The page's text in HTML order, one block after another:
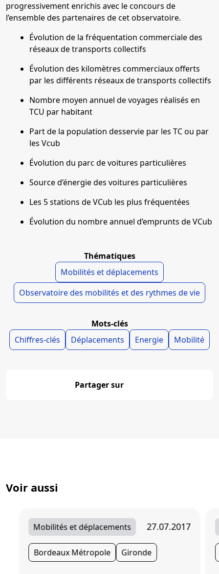
progressivement enrichis avec le concours de
l’ensemble des partenaires de cet observatoire.
Évolution de la fréquentation commerciale des
réseaux de transports collectifs
Évolution des kilomètres commerciaux offerts
par les différents réseaux de transports collectifs
Nombre moyen annuel de voyages réalisés en
TCU par habitant
Part de la population desservie par les TC ou par
les Vcub
Évolution du parc de voitures particulières
Source d’énergie des voitures particulières
Les 5 stations de VCub les plus fréquentées
Évolution du nombre annuel d’emprunts de VCub
Thématiques
Mobilités et déplacements
Observatoire des mobilités et des rythmes de vie
Mots-clés
Chiffres-clés
Déplacements Energie Mobilité
Partager sur
Voir aussi
Mobilités et déplacements 27.07.2017
Bordeaux Métropole Gironde